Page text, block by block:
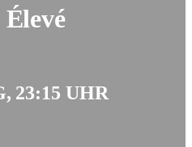
23:15 UHR